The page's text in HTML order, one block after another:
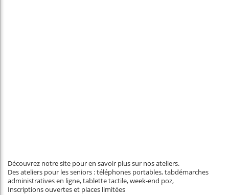
Découvrez notre site pour en savoir plus sur nos ateliers.
Des ateliers pour les seniors : téléphones portables, tabdémarches
administratives en ligne, tablette tactile, week-end poz,
Inscriptions ouvertes et places limitées